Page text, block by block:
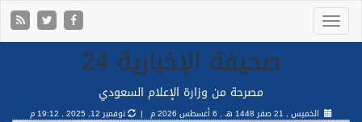
صحيفة الإخبارية 24
مصرحة من وزارة الإعلام السعودي
الخميس , 21 صفر 1448 هـ , 6 أغسطس 2026 م | نوفمبر 12, 2025 , 19:12 م